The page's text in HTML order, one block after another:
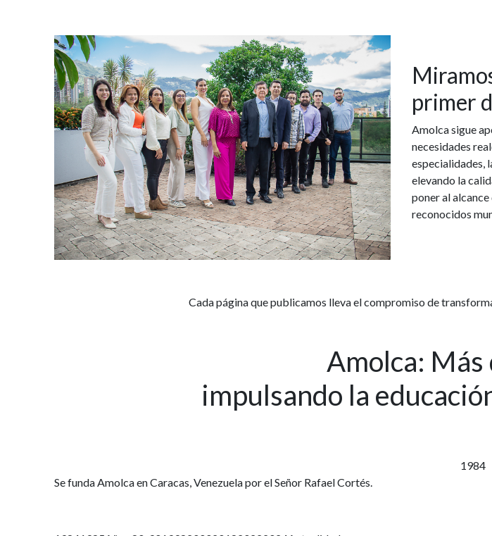
primer
Amolca sigue
necesidades
especialidades,
elevando la
poner al
reconocidos
Cada página que publicamos lleva el compromiso de
Amolca: Más
impulsando la
1984
Se funda Amolca en Caracas, Venezuela por el Señor Rafael Cortés.